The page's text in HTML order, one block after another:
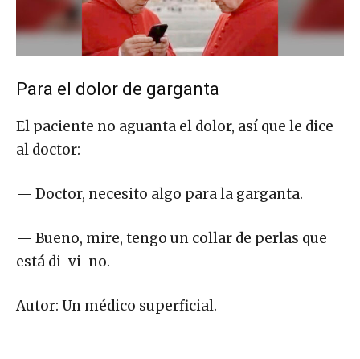
Para el dolor de garganta
El paciente no aguanta el dolor, así que le dice
al doctor:
— Doctor, necesito algo para la garganta.
— Bueno, mire, tengo un collar de perlas que
está di-vi-no.
Autor: Un médico superficial.